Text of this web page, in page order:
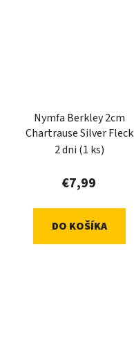
Nymfa Berkley 2cm
Chartrause Silver Fleck
2 dni (1 ks)
€7,99
DO KOŠÍKA